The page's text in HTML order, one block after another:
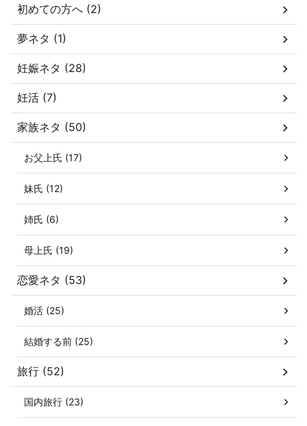
初めての方へ (2)
夢ネタ (1)
妊娠ネタ (28)
妊活 (7)
家族ネタ (50)
お父上氏 (17)
妹氏 (12)
姉氏 (6)
母上氏 (19)
恋愛ネタ (53)
婚活 (25)
結婚する前 (25)
旅行 (52)
国内旅行 (23)